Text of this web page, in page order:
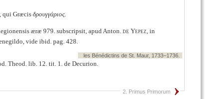
qui Græcis δρουγγάριος.
æræ 979. subscripsit, apud Anton.de Yepez, in
vide ibid. pag. 428.
les Bénédictins de St. Maur, 1733–1736.
Theod. lib. 12. tit. 1. de Decurion.
2. Primus Primorum